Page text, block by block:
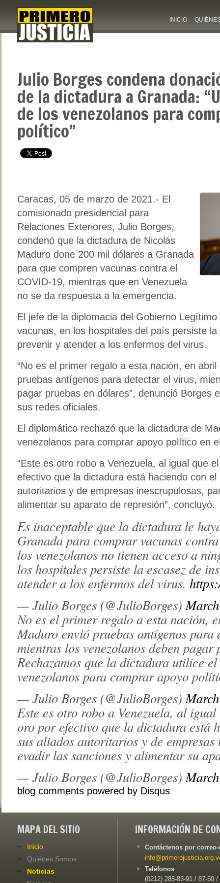
INICIO
Julio Borges condena
de la dictadura a Granada:
de los venezolanos para
político”
Caracas, 05 de marzo de 2021.- El
comisionado presidencial para
Relaciones Exteriores, Julio Borges,
condenó que la dictadura de Nicolás
Maduro done 200 mil dólares a Granada
para que compren vacunas contra el
COVID-19, mientras que en Venezuela
no se da respuesta a la emergencia.
El jefe de la diplomacia del Gobierno
vacunas, en los hospitales del país persiste
prevenir y atender a los enfermos del virus.
“No es el primer regalo a esta nación, en
pruebas antígenos para detectar el virus,
pagar pruebas en dólares”, denunció Borges
sus redes oficiales.
El diplomático rechazó que la dictadura de
venezolanos para comprar apoyo político en
“Este es otro robo a Venezuela, al igual que
efectivo que la dictadura está haciendo con
autoritarios y de empresas inescrupulosas,
alimentar su aparato de represión”, concluyó.
Es inaceptable que la dictadura le
Granada para comprar vacunas
los venezolanos no tienen acceso a
los hospitales persiste la escasez de
atender a los enfermos del virus.
— Julio Borges (@JulioBorges)
No es el primer regalo a esta nación,
Maduro envió pruebas antígenos
mientras los venezolanos deben pagar
Rechazamos que la dictadura utilice
venezolanos para comprar apoyo
— Julio Borges (@JulioBorges)
Este es otro robo a Venezuela, al
oro por efectivo que la dictadura está
sus aliados autoritarios y de
evadir las sanciones y alimentar su
— Julio Borges (@JulioBorges)
blog comments powered by Disqus
MAPA DEL SITIO
Inicio
Quiénes Somos
Noticias
INFORMACIÓN DE
Contáctenos por
Teléfonos
(0212) 285-83-91 / 87-50 /